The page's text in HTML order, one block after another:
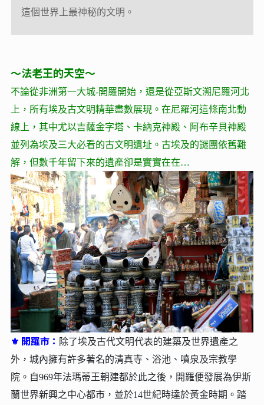
這個世界上最神秘的文明。
這個世界上最神秘的文明。
～法老王的天空～
不論從非洲第一大城-開羅開始，還是從亞斯文溯尼羅河北
上，所有埃及古文明精華盡數展現。在尼羅河這條南北動
線上，其中尤以吉薩金字塔、卡納克神殿、阿布辛貝神殿
並列為埃及三大必看的古文明遺址。古埃及的謎團依舊難
解，但數千年留下來的遺產卻是實實在在…
⚜ 開羅市： 除了埃及古代文明代表的建築及世界遺產之
外，城內擁有許多著名的清真寺、浴池、噴泉及宗教學
院。自969年法瑪蒂王朝建都於此之後，開羅便發展為伊斯
蘭世界新興之中心都市，並於14世紀時達於黃金時期。踏